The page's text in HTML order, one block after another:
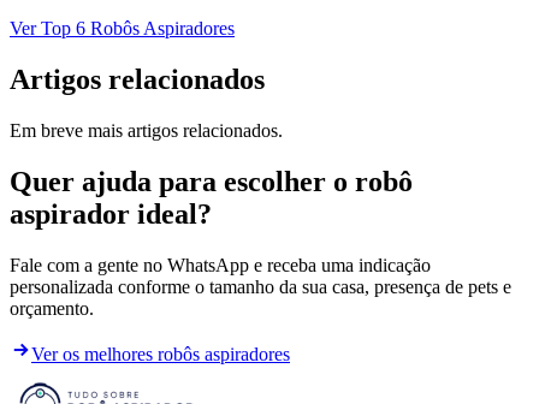
Ver Top 6 Robôs Aspiradores
Artigos relacionados
Em breve mais artigos relacionados.
Quer ajuda para escolher o robô
aspirador ideal?
Fale com a gente no WhatsApp e receba uma indicação
personalizada conforme o tamanho da sua casa, presença de pets e
orçamento.
Ver os melhores robôs aspiradores